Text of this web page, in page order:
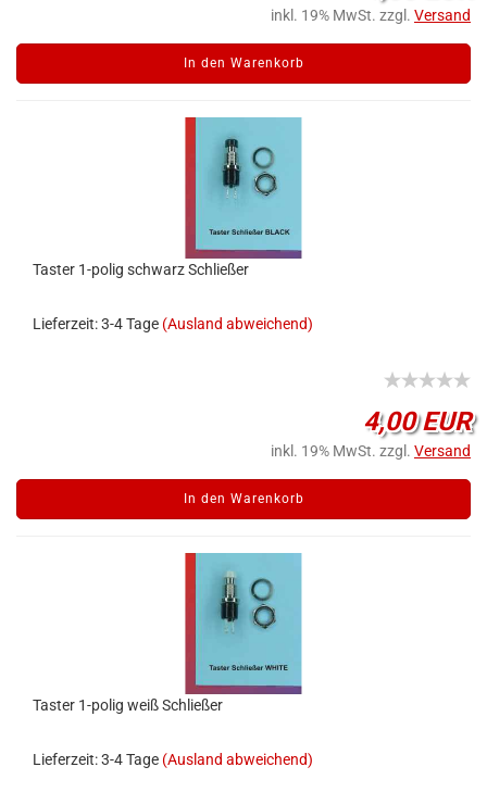
inkl. 19% MwSt. zzgl. Versand
In den Warenkorb
Taster 1-polig schwarz Schließer
Lieferzeit: 3-4 Tage (Ausland abweichend)
4,00 EUR
inkl. 19% MwSt. zzgl. Versand
In den Warenkorb
Taster 1-polig weiß Schließer
Lieferzeit: 3-4 Tage (Ausland abweichend)